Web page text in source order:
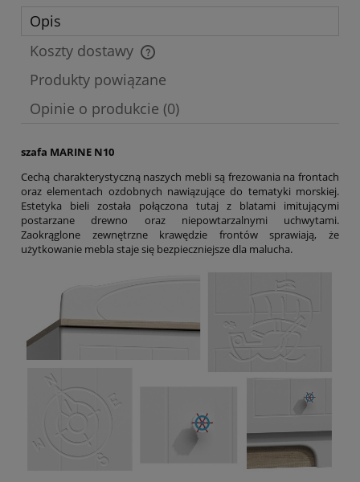
Opis
Koszty dostawy
Cena nie zawiera ewentualnych kosztów płatności
Produkty powiązane
Opinie o produkcie (0)
szafa MARINE N10
Cechą charakterystyczną naszych mebli są frezowania na frontach
oraz elementach ozdobnych nawiązujące do tematyki morskiej.
Estetyka bieli została połączona tutaj z blatami imitującymi
postarzane drewno oraz niepowtarzalnymi uchwytami.
Zaokrąglone zewnętrzne krawędzie frontów sprawiają, że
użytkowanie mebla staje się bezpieczniejsze dla malucha.